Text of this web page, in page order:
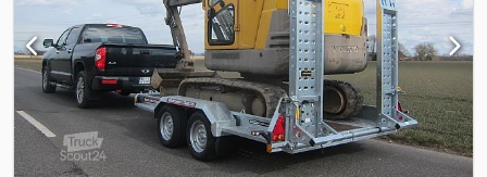
charge (PTAC) 3500 kg, châssis tandem à plancher bas V, système
de freinage par inertie, pneus 12", hauteur de plan de chargement
38 cm, benne en acier galvanisé avec plancher en acier perforé,
conformément à la norme DIN, crochets d'arrimage, support de
pelle monté, rampes d'accès en acier, pliables et coulissantes,
roue de secours montée, attelage à boule verrouillable, roue de
support renforcée… Vente disponible 24h/24 sur notre boutique
en ligne trailer-shop Vente par commande téléphonique : du